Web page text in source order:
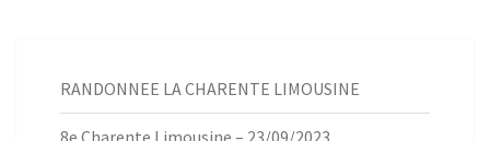
RANDONNEE LA CHARENTE LIMOUSINE
8e Charente Limousine – 23/09/2023